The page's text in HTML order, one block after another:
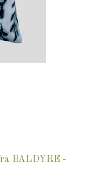
BALDYRE -